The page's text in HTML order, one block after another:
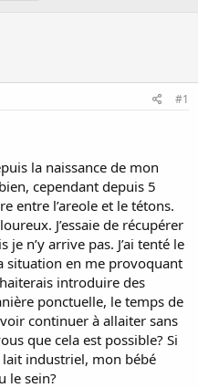
#1
la naissance de mon
cependant depuis 5
entre l’areole et le tétons.
J’essaie de récupérer
n’y arrive pas. J’ai tenté le
situation en me provoquant
introduire des
ponctuelle, le temps de
continuer à allaiter sans
que cela est possible? Si
industriel, mon bébé
le sein?